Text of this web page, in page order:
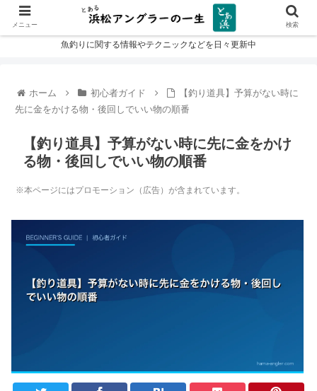
魚釣りに関する情報やテクニックなどを日々更新中
ホーム 初心者ガイド
【釣り道具】予算がない時に
先に金をかける物・後回しでいい物の順番
【釣り道具】予算がない時に先に金をかけ
る物・後回しでいい物の順番
※本ページにはプロモーション（広告）が含まれています。
メニュー 検索